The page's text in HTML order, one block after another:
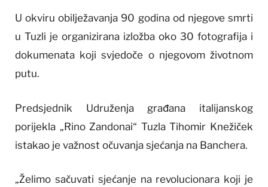
U okviru obilježavanja 90 godina od njegove smrti
u Tuzli je organizirana izložba oko 30 fotografija i
dokumenata koji svjedoče o njegovom životnom
putu.
Predsjednik Udruženja građana italijanskog
porijekla „Rino Zandonai“ Tuzla Tihomir Knežiček
istakao je važnost očuvanja sjećanja na Banchera.
„Želimo sačuvati sjećanje na revolucionara koji je